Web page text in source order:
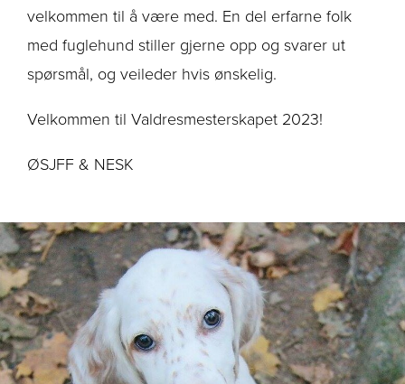
velkommen til å være med. En del erfarne folk
med fuglehund stiller gjerne opp og svarer ut
spørsmål, og veileder hvis ønskelig.
Velkommen til Valdresmesterskapet 2023!
ØSJFF & NESK